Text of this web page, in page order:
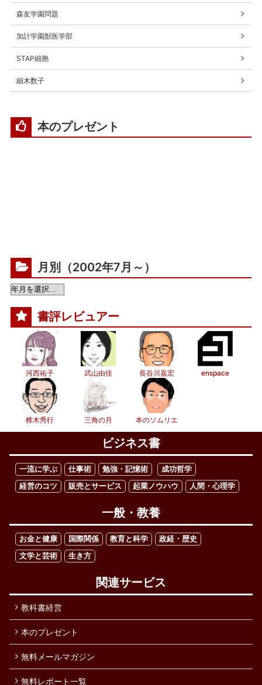
森友学園問題
加計学園獣医学部
STAP細胞
細木数子
本のプレゼント
月別（2002年7月～）
書評レビュアー
河西祐子 武山由佳 長谷川嘉宏 enspace
椎木秀行 三角の月 本のソムリエ
ビジネス書
一流に学ぶ 仕事術 勉強・記憶術
成功哲学
経営のコツ
販売とサービス 起業ノウハウ 人間・心理学
一般・教養
お金と健康 国際関係 教育と科学
政経・歴史
文学と芸術
生き方
関連サービス
教科書経営
本のプレゼント
無料メールマガジン
無料レポート一覧